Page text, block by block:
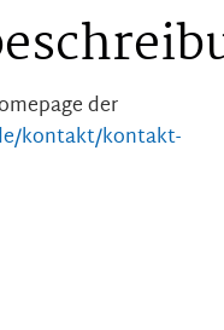
der
kontakt/kontakt-